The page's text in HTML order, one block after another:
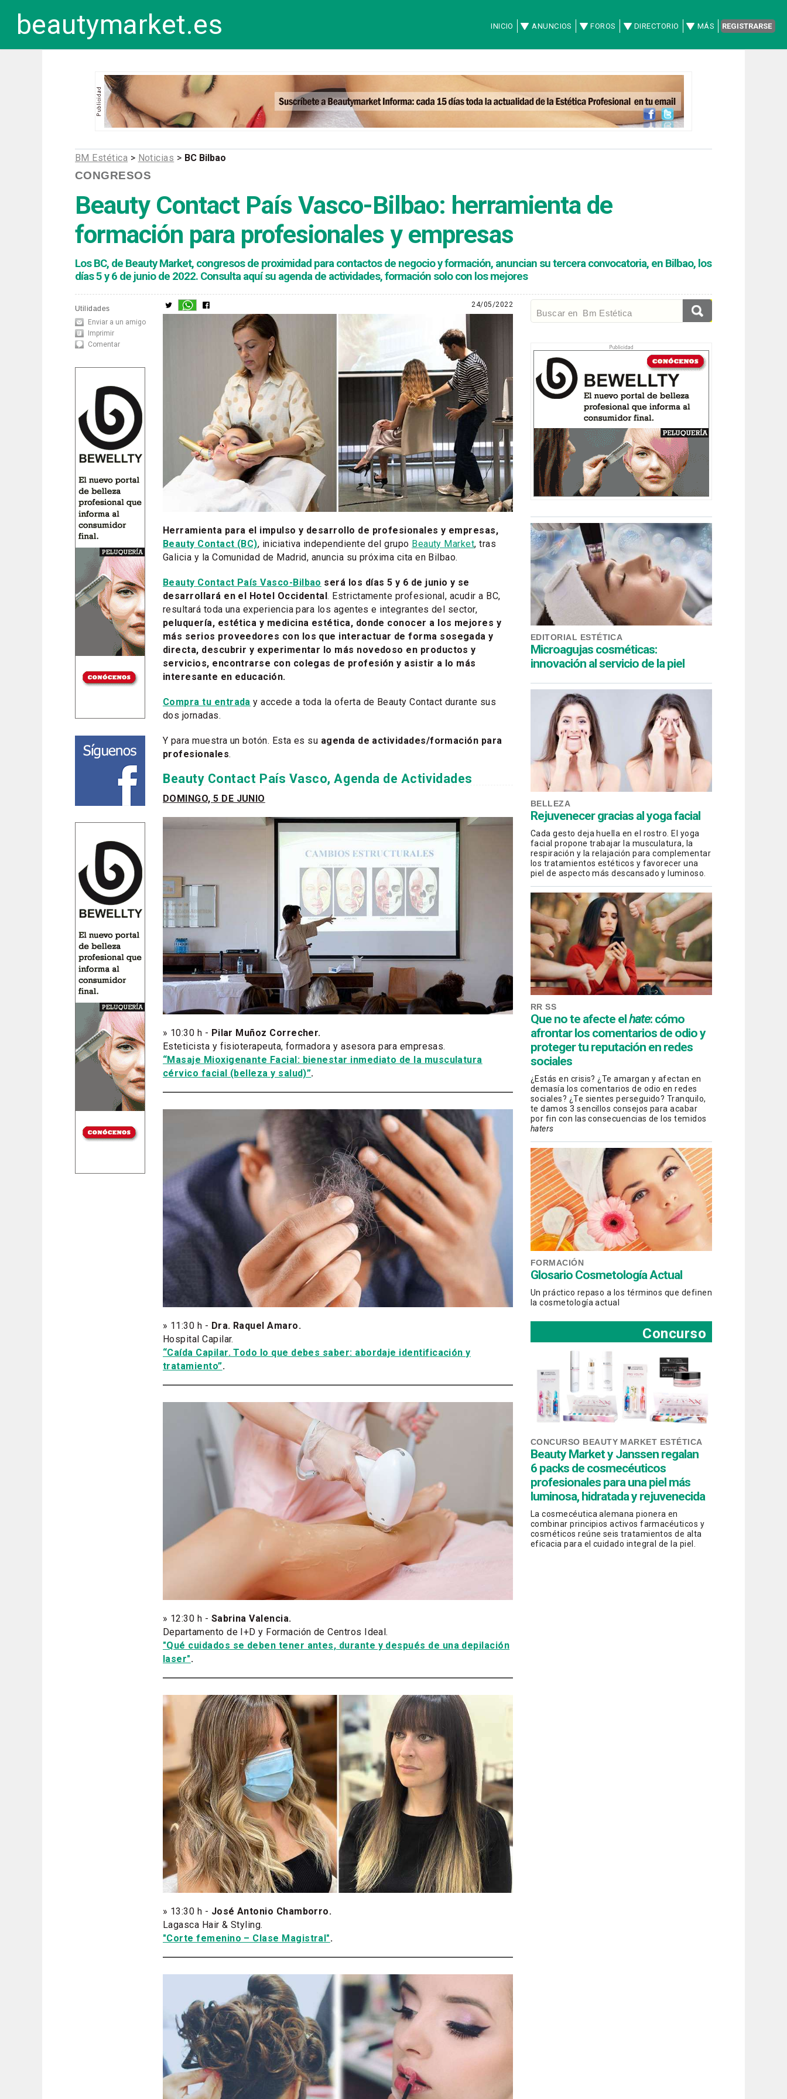
beautymarket.es INICIO ANUNCIOS FOROS DIRECTORIO MÁS REGISTRARSE
BM Estética > Noticias > BC Bilbao
CONGRESOS
Beauty Contact País Vasco-Bilbao: herramienta de
formación para profesionales y empresas
Los BC, de Beauty Market, congresos de proximidad para contactos de negocio y formación, anuncian su tercera convocatoria, en Bilbao, los
días 5 y 6 de junio de 2022. Consulta aquí su agenda de actividades, formación solo con los mejores
Utilidades
Enviar a un amigo
Imprimir
Comentar
EDITORIAL ESTÉTICA
Microagujas cosméticas:
innovación al servicio de la piel
BELLEZA
Rejuvenecer gracias al yoga facial
Cada gesto deja huella en el rostro. El yoga
facial propone trabajar la musculatura, la
respiración y la relajación para complementar
los tratamientos estéticos y favorecer una
piel de aspecto más descansado y luminoso.
RR SS
Que no te afecte el hate: cómo
afrontar los comentarios de odio y
proteger tu reputación en redes
sociales
¿Estás en crisis? ¿Te amargan y afectan en
demasía los comentarios de odio en redes
sociales? ¿Te sientes perseguido? Tranquilo,
te damos 3 sencillos consejos para acabar
por fin con las consecuencias de los temidos
haters
FORMACIÓN
Glosario Cosmetología Actual
Un práctico repaso a los términos que definen
la cosmetología actual
Concurso
CONCURSO BEAUTY MARKET ESTÉTICA
Beauty Market y Janssen regalan
6 packs de cosmecéuticos
profesionales para una piel más
luminosa, hidratada y rejuvenecida
La cosmecéutica alemana pionera en
combinar principios activos farmacéuticos y
cosméticos reúne seis tratamientos de alta
eficacia para el cuidado integral de la piel.
24/05/2022
Herramienta para el impulso y desarrollo de profesionales y empresas,
Beauty Contact (BC), iniciativa independiente del grupo Beauty Market, tras
Galicia y la Comunidad de Madrid, anuncia su próxima cita en Bilbao.
Beauty Contact País Vasco-Bilbao será los días 5 y 6 de junio y se
desarrollará en el Hotel Occidental. Estrictamente profesional, acudir a BC,
resultará toda una experiencia para los agentes e integrantes del sector,
peluquería, estética y medicina estética, donde conocer a los mejores y
más serios proveedores con los que interactuar de forma sosegada y
directa, descubrir y experimentar lo más novedoso en productos y
servicios, encontrarse con colegas de profesión y asistir a lo más
interesante en educación.
Compra tu entrada y accede a toda la oferta de Beauty Contact durante sus
dos jornadas.
Y para muestra un botón. Esta es su agenda de actividades/formación para
profesionales.
Beauty Contact País Vasco, Agenda de Actividades
DOMINGO, 5 DE JUNIO
» 10:30 h - Pilar Muñoz Correcher.
Esteticista y fisioterapeuta, formadora y asesora para empresas.
“Masaje Mioxigenante Facial: bienestar inmediato de la musculatura
cérvico facial (belleza y salud)”.
» 11:30 h - Dra. Raquel Amaro.
Hospital Capilar.
“Caída Capilar. Todo lo que debes saber: abordaje identificación y
tratamiento”.
» 12:30 h - Sabrina Valencia.
Departamento de I+D y Formación de Centros Ideal.
"Qué cuidados se deben tener antes, durante y después de una depilación
laser".
» 13:30 h - José Antonio Chamborro.
Lagasca Hair & Styling.
"Corte femenino – Clase Magistral".